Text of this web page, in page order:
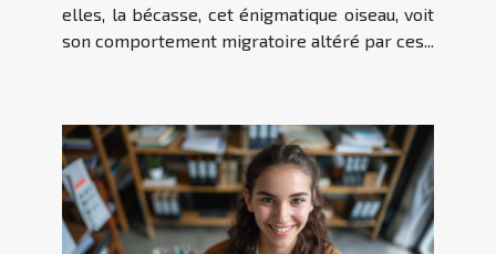
elles, la bécasse, cet énigmatique oiseau, voit
son comportement migratoire altéré par ces...